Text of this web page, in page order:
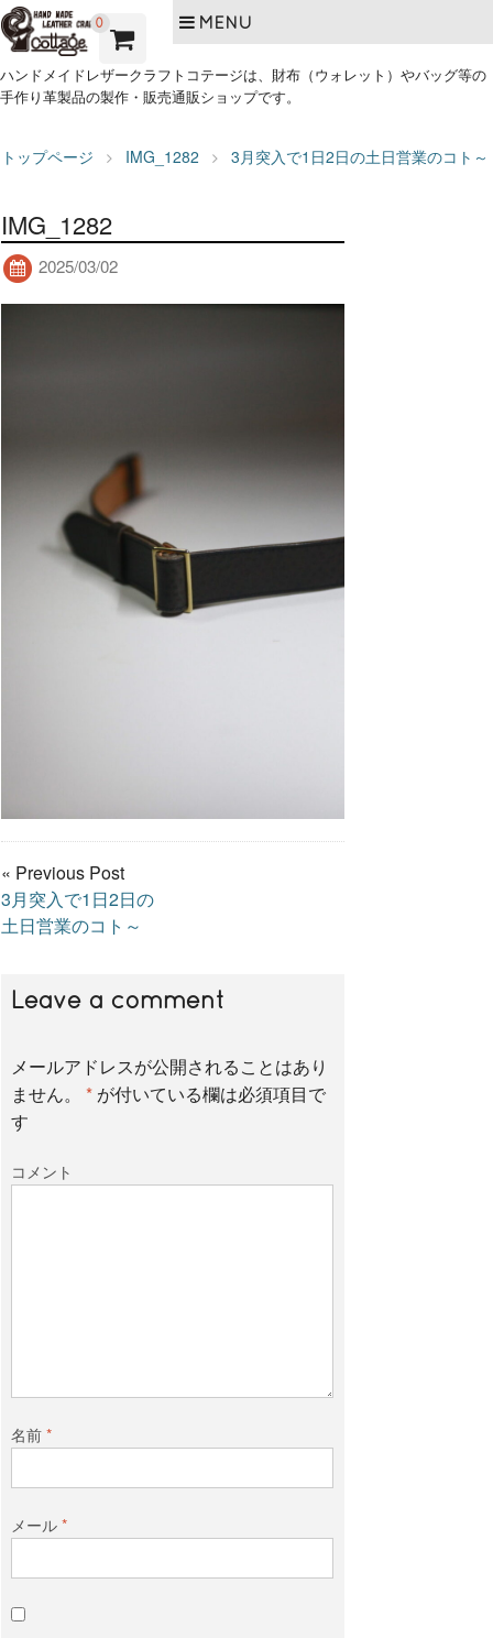
0 MENU
ハンドメイドレザークラフトコテージは、財布（ウォレット）やバッグ等の
手作り革製品の製作・販売通販ショップです。
トップページ IMG_1282 3月突入で1日2日の土日営業のコト～
IMG_1282
2025/03/02
« Previous Post
3月突入で1日2日の
土日営業のコト～
Leave a comment
メールアドレスが公開されることはあり
ません。
* が付いている欄は必須項目で
す
コメント
名前*
メール*